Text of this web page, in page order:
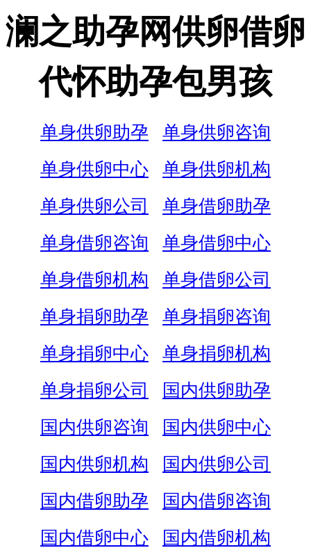
澜之助孕网供卵借卵
代怀助孕包男孩
单身供卵助孕
单身供卵咨询
单身供卵中心
单身供卵机构
单身供卵公司
单身借卵助孕
单身借卵咨询
单身借卵中心
单身借卵机构
单身借卵公司
单身捐卵助孕
单身捐卵咨询
单身捐卵中心
单身捐卵机构
单身捐卵公司
国内供卵助孕
国内供卵咨询
国内供卵中心
国内供卵机构
国内供卵公司
国内借卵助孕
国内借卵咨询
国内借卵中心
国内借卵机构